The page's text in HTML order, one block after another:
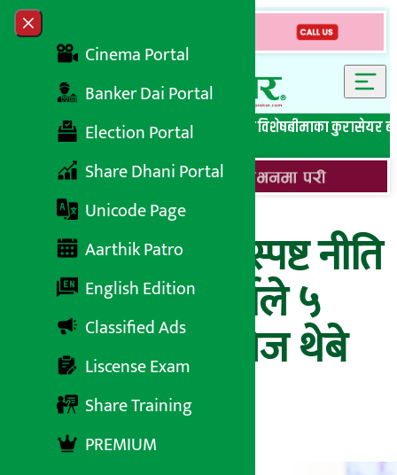
Skip to content
Close menu
Cinema Portal
Banker Dai Portal
Election Portal
Share Dhani Portal
Unicode Page
Aarthik Patro
English Edition
Classified Ads
Liscense Exam
Share Training
PREMIUM
सबै समाचारबेथिति मुर्दाबादबैंकिङ विशेष लघुवित्त विशेषबीमाका कुरासेयर
‘सेयर बजारप्रति स्पष्ट नीति
नहुँदा लगानीकर्ताले ५
खर्ब गुमाए’- क्षितिज थेबे